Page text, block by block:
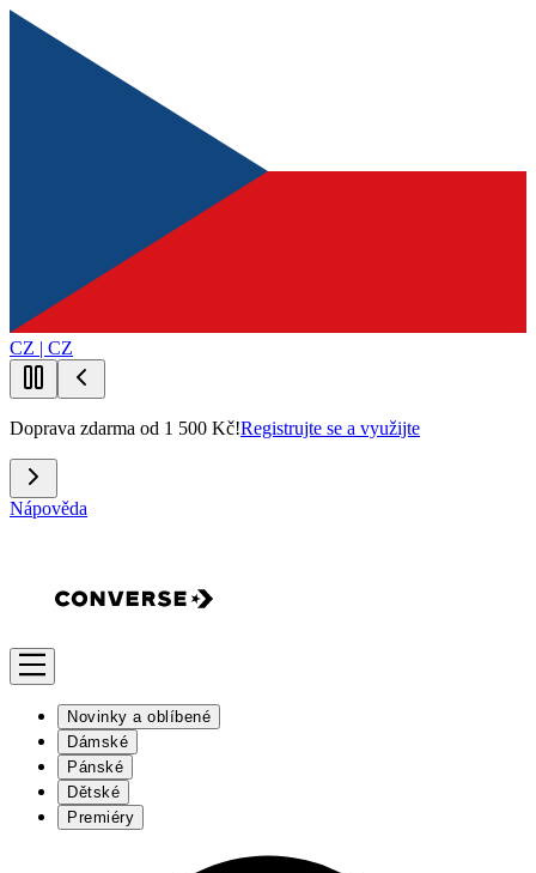
CZ | CZ
Doprava zdarma od 1 500 Kč!Registrujte se a využijte
Nápověda
Novinky a oblíbené
Dámské
Pánské
Dětské
Premiéry